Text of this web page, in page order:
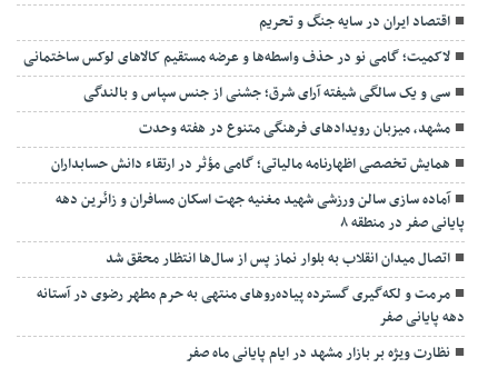
اقتصاد ایران در سایه جنگ و تحریم
لاکمیت؛ گامی نو در حذف واسطه‌ها و عرضه مستقیم کالاهای لوکس ساختمانی
سی و یک سالگی شیفته آرای شرق؛ جشنی از جنس سپاس و بالندگی
مشهد، میزبان رویدادهای فرهنگی متنوع در هفته وحدت
همایش تخصصی اظهارنامه مالیاتی؛ گامی مؤثر در ارتقاء دانش حسابداران
آماده سازی سالن ورزشی شهید مغنیه جهت اسکان مسافران و زائرین دهه
پایانی صفر در منطقه ۸
اتصال میدان انقلاب به بلوار نماز پس از سال‌ها انتظار محقق شد
مرمت و لکه‌گیری گسترده پیاده‌روهای منتهی به حرم مطهر رضوی در آستانه
دهه پایانی صفر
نظارت ویژه بر بازار مشهد در ایام پایانی ماه صفر